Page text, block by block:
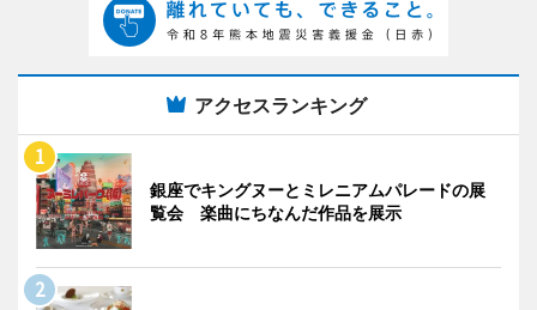
アクセスランキング
銀座でキングヌーとミレニアムパレードの展
覧会 楽曲にちなんだ作品を展示